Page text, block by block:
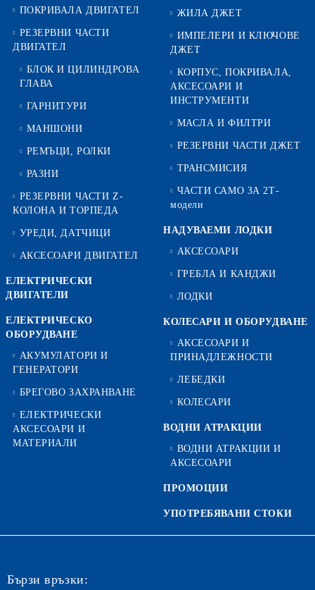
ПОКРИВАЛА ДВИГАТЕЛ
РЕЗЕРВНИ ЧАСТИ
ДВИГАТЕЛ
БЛОК И ЦИЛИНДРОВА
ГЛАВА
ГАРНИТУРИ
МАНШОНИ
РЕМЪЦИ, РОЛКИ
РАЗНИ
РЕЗЕРВНИ ЧАСТИ Z-
КОЛОНА И ТОРПЕДА
УРЕДИ, ДАТЧИЦИ
АКСЕСОАРИ ДВИГАТЕЛ
ЕЛЕКТРИЧЕСКИ
ДВИГАТЕЛИ
ЕЛЕКТРИЧЕСКО
ОБОРУДВАНЕ
АКУМУЛАТОРИ И
ГЕНЕРАТОРИ
БРЕГОВО ЗАХРАНВАНЕ
ЕЛЕКТРИЧЕСКИ
АКСЕСОАРИ И
МАТЕРИАЛИ
ЖИЛА ДЖЕТ
ИМПЕЛЕРИ И КЛЮЧОВЕ
ДЖЕТ
КОРПУС, ПОКРИВАЛА,
АКСЕСОАРИ И
ИНСТРУМЕНТИ
МАСЛА И ФИЛТРИ
РЕЗЕРВНИ ЧАСТИ ДЖЕТ
ТРАНСМИСИЯ
ЧАСТИ САМО ЗА 2Т-
модели
НАДУВАЕМИ ЛОДКИ
АКСЕСОАРИ
ГРЕБЛА И КАНДЖИ
ЛОДКИ
КОЛЕСАРИ И ОБОРУДВАНЕ
АКСЕСОАРИ И
ПРИНАДЛЕЖНОСТИ
ЛЕБЕДКИ
КОЛЕСАРИ
ВОДНИ АТРАКЦИИ
ВОДНИ АТРАКЦИИ И
АКСЕСОАРИ
ПРОМОЦИИ
УПОТРЕБЯВАНИ СТОКИ
Бързи връзки: